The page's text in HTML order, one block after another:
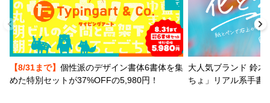
【8/31まで】 個性派のデザイン書体6書体を集
めた特別セットが37%OFFの5,980円！
大人気ブランド 鈴木
ちょ」リアル系手書